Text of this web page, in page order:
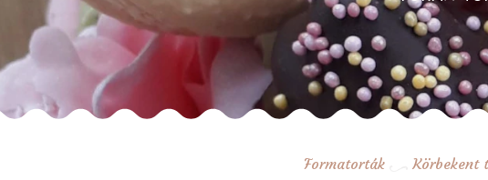
Formatorták Körbekent